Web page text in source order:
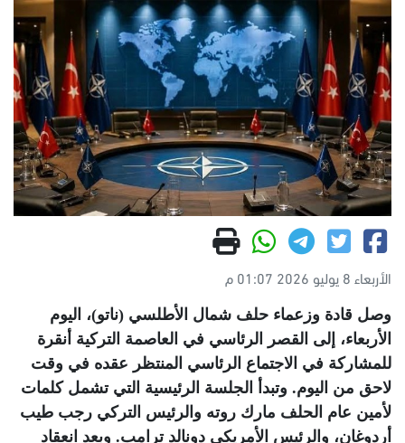
الأربعاء 8 يوليو 2026 01:07 م
وصل قادة وزعماء حلف شمال الأطلسي (ناتو)، اليوم
الأربعاء، إلى القصر الرئاسي في العاصمة التركية أنقرة
للمشاركة في الاجتماع الرئاسي المنتظر عقده في وقت
لاحق من اليوم. وتبدأ الجلسة الرئيسية التي تشمل كلمات
لأمين عام الحلف مارك روته والرئيس التركي رجب طيب
أردوغان، والرئيس الأمريكي دونالد ترامب. وبعد انعقاد